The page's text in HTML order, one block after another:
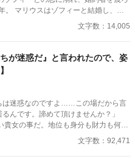
機にマリウ
出しながら
文字数：14,005
が迷惑だ』と言われたので、姿
は迷惑なのですよ……この場だから言
んです。諦めて頂けませんか？」
女の事だ。地位も身分も財力も何も
花だと元々分かっていたのでしょ
だけ時間が無駄だと思いません
文字数：92,471